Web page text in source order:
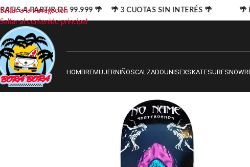
Saltar a la navegación
Saltar al contenido principal
HOMBREMUJERNIÑOSCALZADOUNISEXSKATESURFSNOW
A PARTIR DE 99.999 🌴 🌴 3 CUOTAS SIN INTERÉS 🌴 🌴